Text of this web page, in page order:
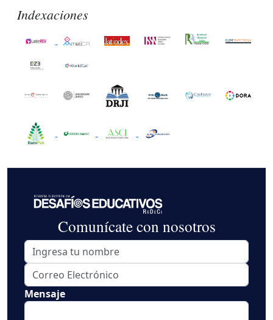
Indexaciones
Comunícate con nosotros
Mensaje